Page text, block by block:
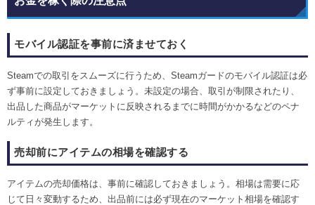
モバイル認証を事前に済ませておく
Steamでの取引をスムーズに行うため、Steamガードのモバイル認証は必
ず事前に設定しておきましょう。未設定の場合、取引が制限されたり、
出品した商品がマーケットに反映されるまでに時間がかかるなどのペナ
ルティが発生します。
売却前にアイテムの相場を確認する
アイテムの売却価格は、事前に確認しておきましょう。相場は需要に応
じて日々変動するため、出品前には必ず現在のマーケット相場を確認す